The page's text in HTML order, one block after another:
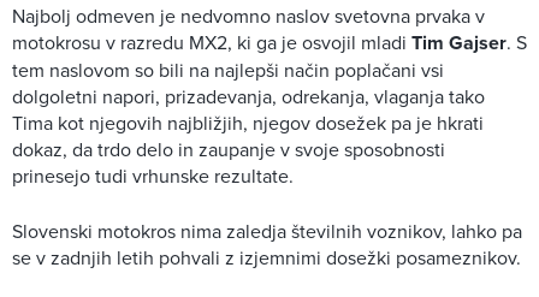
Najbolj odmeven je nedvomno naslov svetovna prvaka v
motokrosu v razredu MX2, ki ga je osvojil mladi Tim Gajser. S
tem naslovom so bili na najlepši način poplačani vsi
dolgoletni napori, prizadevanja, odrekanja, vlaganja tako
Tima kot njegovih najbližjih, njegov dosežek pa je hkrati
dokaz, da trdo delo in zaupanje v svoje sposobnosti
prinesejo tudi vrhunske rezultate.
Slovenski motokros nima zaledja številnih voznikov, lahko pa
se v zadnjih letih pohvali z izjemnimi dosežki posameznikov.